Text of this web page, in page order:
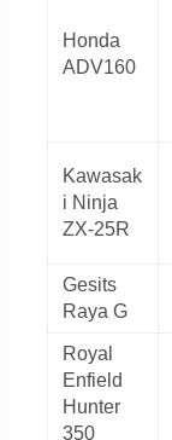
Honda
ADV160
Kawasak
i Ninja
ZX-25R
Gesits
Raya G
Royal
Enfield
Hunter
350